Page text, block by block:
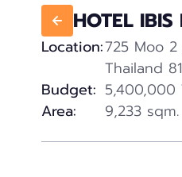
HOTEL
Location:725 Moo
Thailand
Budget: 5,400,000
Area:
9,233 sqm.